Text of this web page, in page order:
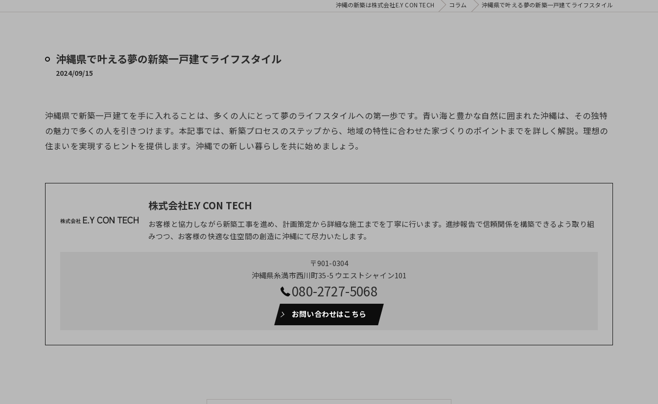
沖縄の新築は株式会社E.Y CON TECH コラム 沖縄県で叶える夢の新築一戸建てライフスタイル
沖縄県で叶える夢の新築一戸建てライフスタイル
2024/09/15
沖縄県で新築一戸建てを手に入れることは、多くの人にとって夢のライフスタイルへの第一歩です。青い海と豊かな自然に囲まれた沖縄は、その独特
の魅力で多くの人を引きつけます。本記事では、新築プロセスのステップから、地域の特性に合わせた家づくりのポイントまでを詳しく解説。理想の
住まいを実現するヒントを提供します。沖縄での新しい暮らしを共に始めましょう。
株式会社E.Y CON TECH
お客様と協力しながら新築工事を進め、計画策定から詳細な施工までを丁寧に行います。進捗報告で信頼関係を構築できるよう取り組
みつつ、お客様の快適な住空間の創造に沖縄にて尽力いたします。
〒901-0304
沖縄県糸満市西川町35-5 ウエストシャイン101
080-2727-5068
お問い合わせはこちら